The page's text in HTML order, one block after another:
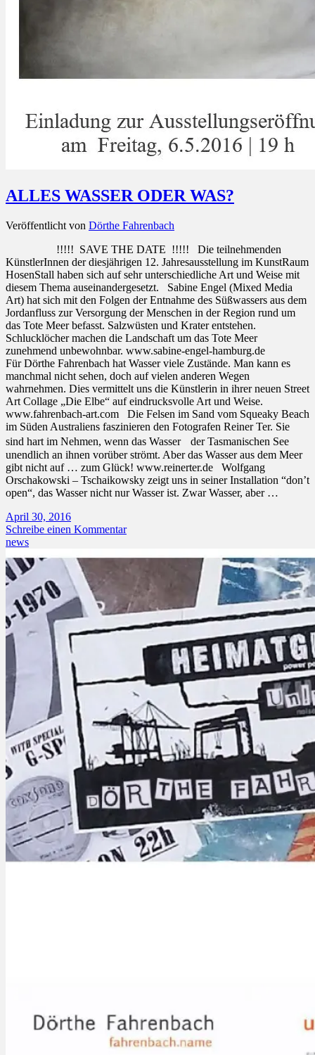
ALLES WASSER ODER WAS?
Veröffentlicht von Dörthe Fahrenbach
!!!!! SAVE THE DATE !!!!! Die teilnehmenden
KünstlerInnen der diesjährigen 12. Jahresausstellung im KunstRaum
HosenStall haben sich auf sehr unterschiedliche Art und Weise mit
diesem Thema auseinandergesetzt. Sabine Engel (Mixed Media
Art) hat sich mit den Folgen der Entnahme des Süßwassers aus dem
Jordanfluss zur Versorgung der Menschen in der Region rund um
das Tote Meer befasst. Salzwüsten und Krater entstehen.
Schlucklöcher machen die Landschaft um das Tote Meer
zunehmend unbewohnbar. www.sabine-engel-hamburg.de
Für Dörthe Fahrenbach hat Wasser viele Zustände. Man kann es
manchmal nicht sehen, doch auf vielen anderen Wegen
wahrnehmen. Dies vermittelt uns die Künstlerin in ihrer neuen Street
Art Collage „Die Elbe“ auf eindrucksvolle Art und Weise.
www.fahrenbach-art.com Die Felsen im Sand vom Squeaky Beach
im Süden Australiens faszinieren den Fotografen Reiner Ter. Sie
sind hart im Nehmen, wenn das Wasser der Tasmanischen See
unendlich an ihnen vorüber strömt. Aber das Wasser aus dem Meer
gibt nicht auf … zum Glück! www.reinerter.de Wolfgang
Orschakowski – Tschaikowsky zeigt uns in seiner Installation “don’t
open“, das Wasser nicht nur Wasser ist. Zwar Wasser, aber …
April 30, 2016
Schreibe einen Kommentar
news